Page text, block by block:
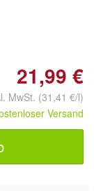
21,99 €
MwSt. (31,41 €/l)
Versand